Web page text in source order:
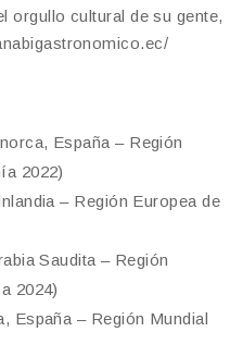
orgullo cultural de su gente,
España – Región
2022)
– Región Europea de
Saudita – Región
2024)
España – Región Mundial